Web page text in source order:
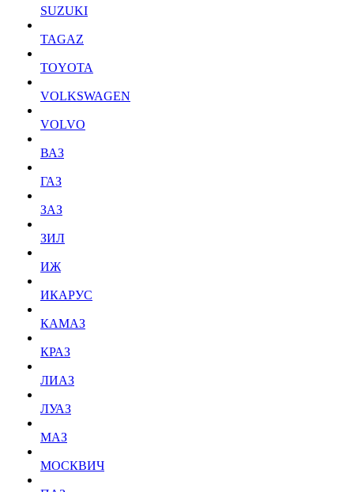
SUZUKI
TAGAZ
TOYOTA
VOLKSWAGEN
VOLVO
ВАЗ
ГАЗ
ЗАЗ
ЗИЛ
ИЖ
ИКАРУС
КАМАЗ
КРАЗ
ЛИАЗ
ЛУАЗ
МАЗ
МОСКВИЧ